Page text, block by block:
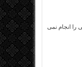
را انجام نمی